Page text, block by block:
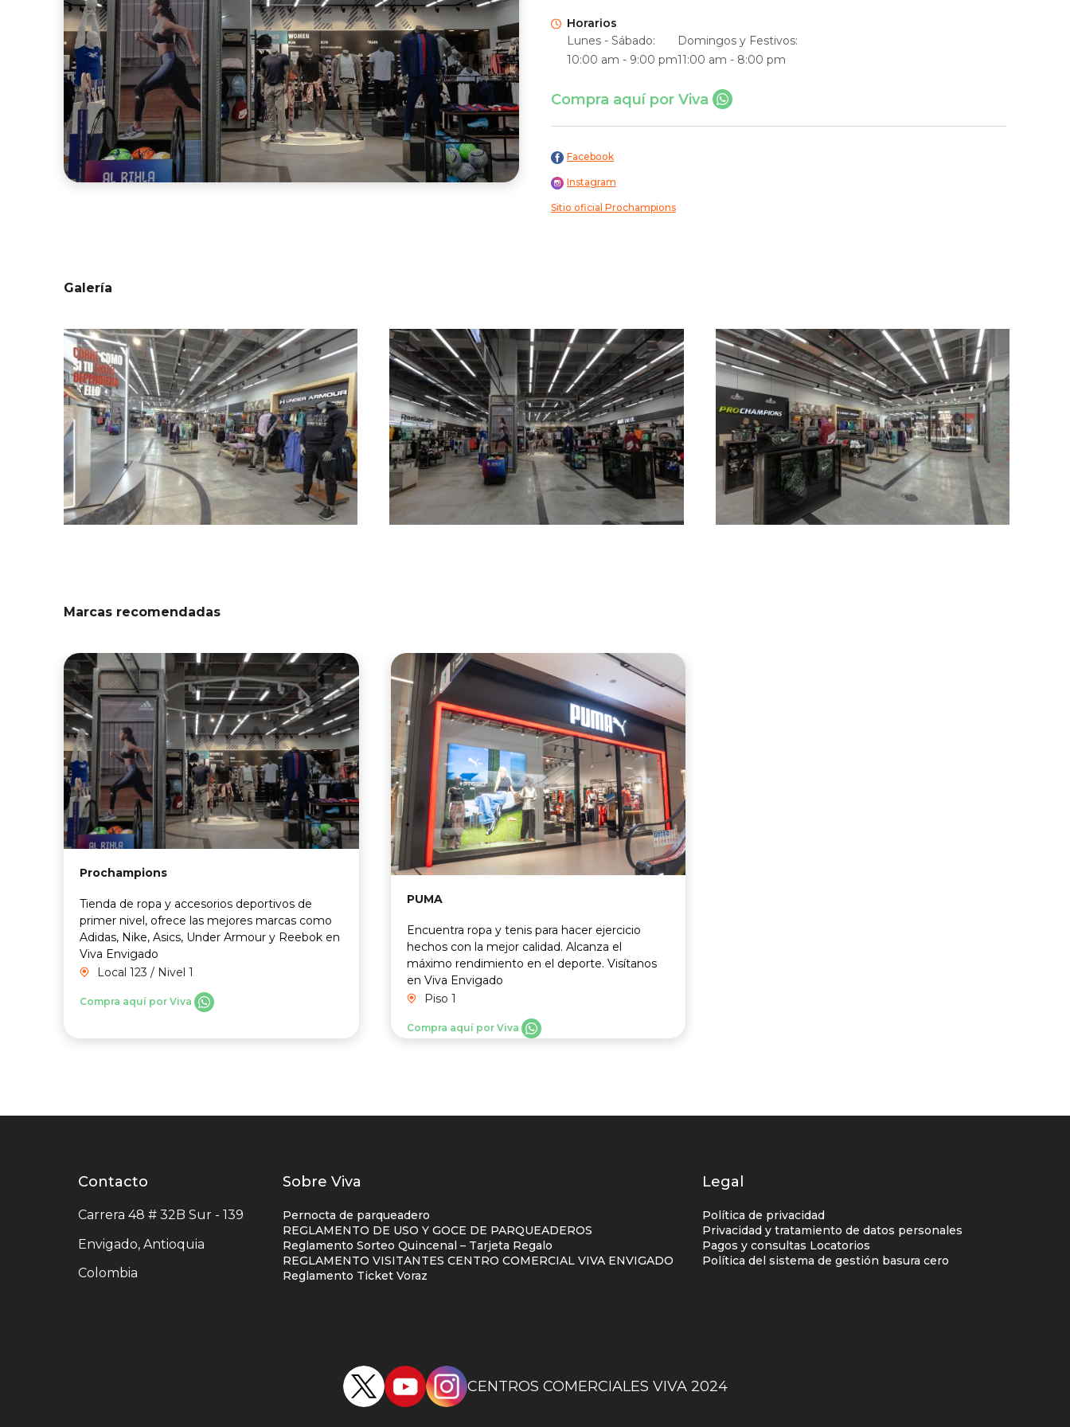
Horarios
Lunes - Sábado:
10:00 am - 9:00 pm
Domingos y Festivos:
11:00 am - 8:00 pm
Compra aquí por Viva
Facebook
Instagram
Sitio oficial Prochampions
Galería
Marcas recomendadas
Prochampions
Tienda de ropa y accesorios deportivos de
primer nivel, ofrece las mejores marcas como
Adidas, Nike, Asics, Under Armour y Reebok en
Viva Envigado
Local 123 / Nivel 1
Compra aquí por Viva
PUMA
Encuentra ropa y tenis para hacer ejercicio
hechos con la mejor calidad. Alcanza el
máximo rendimiento en el deporte. Visítanos
en Viva Envigado
Piso 1
Compra aquí por Viva
Contacto
centro
Contacto
Carrera 48 # 32B Sur - 139
Envigado, Antioquia
Colombia
Listados
enlaces
centro
comercial
columna
Sobre Viva
Pernocta de parqueadero
REGLAMENTO DE USO Y GOCE DE PARQUEADEROS
Reglamento Sorteo Quincenal – Tarjeta Regalo
REGLAMENTO VISITANTES CENTRO COMERCIAL VIVA ENVIGADO
Reglamento Ticket Voraz
Legal
Política de privacidad
Privacidad y tratamiento de datos personales
Pagos y consultas Locatorios
Política del sistema de gestión basura cero
CENTROS COMERCIALES VIVA 2024